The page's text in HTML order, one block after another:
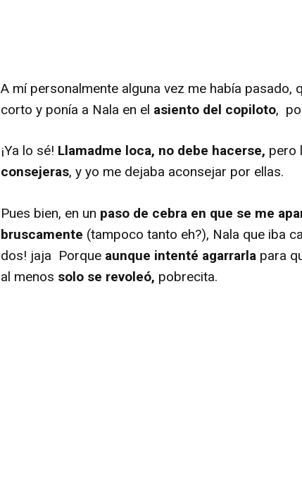
A mí personalmente alguna vez me había pasado,
corto y ponía a Nala en el asiento del copiloto,
¡Ya lo sé! Llamadme loca, no debe hacerse, pero
consejeras, y yo me dejaba aconsejar por ellas.
Pues bien, en un paso de cebra en que se me
bruscamente (tampoco tanto eh?), Nala que iba
dos! jaja Porque aunque intenté agarrarla para
al menos solo se revoleó, pobrecita.